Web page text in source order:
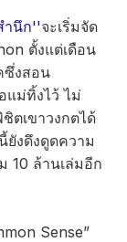
ำนึก''จะเริ่มจัด
ตั้งแต่เดือน
ซึ่งสอน
แม่ทิ้งไว้ ไม่
ตเขาวงกตได้
ยังดึงดูดความ
10 ล้านเล่มอีก
Sense”